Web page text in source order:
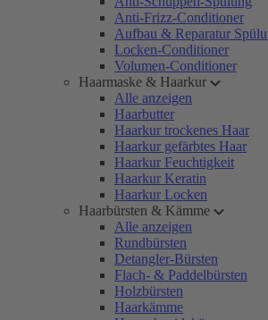
Anti-Frizz-Conditioner
Aufbau & Reparatur
Locken-Conditioner
Volumen-Conditioner
Haarmaske & Haarkur
Alle anzeigen
Haarbutter
Haarkur trockenes Haar
Haarkur gefärbtes Haar
Haarkur Feuchtigkeit
Haarkur Keratin
Haarkur Locken
Haarbürsten & Kämme
Alle anzeigen
Rundbürsten
Detangler-Bürsten
Flach- & Paddelbürsten
Holzbürsten
Haarkämme